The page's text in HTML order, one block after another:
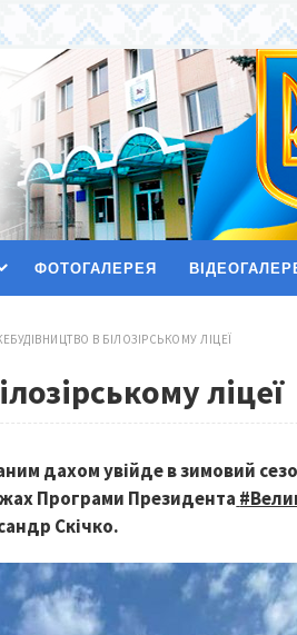
ФОТОГАЛЕРЕЯ
В БІЛОЗІРСЬКОМУ ЛІЦЕЇ
ліцеї
дахом увійде в зимовий
Програми Президента
Скічко.